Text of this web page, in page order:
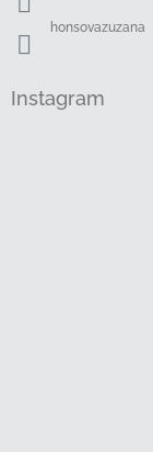
honsovazuzana
Instagram